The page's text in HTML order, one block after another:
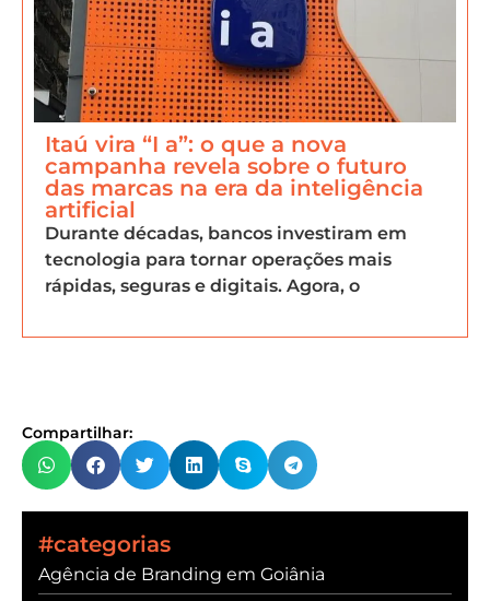
Itaú vira “I a”: o que a nova
campanha revela sobre o futuro
das marcas na era da inteligência
artificial
Durante décadas, bancos investiram em
tecnologia para tornar operações mais
rápidas, seguras e digitais. Agora, o
Compartilhar:
#categorias
Agência de Branding em Goiânia